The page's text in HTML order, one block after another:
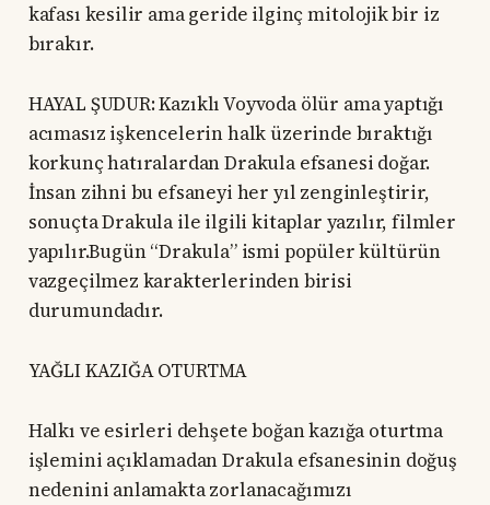
kafası kesilir ama geride ilginç mitolojik bir iz
bırakır.
HAYAL ŞUDUR: Kazıklı Voyvoda ölür ama yaptığı
acımasız işkencelerin halk üzerinde bıraktığı
korkunç hatıralardan Drakula efsanesi doğar.
İnsan zihni bu efsaneyi her yıl zenginleştirir,
sonuçta Drakula ile ilgili kitaplar yazılır, filmler
yapılır.Bugün “Drakula” ismi popüler kültürün
vazgeçilmez karakterlerinden birisi
durumundadır.
YAĞLI KAZIĞA OTURTMA
Halkı ve esirleri dehşete boğan kazığa oturtma
işlemini açıklamadan Drakula efsanesinin doğuş
nedenini anlamakta zorlanacağımızı